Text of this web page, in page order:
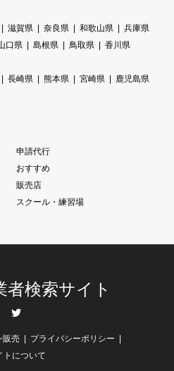
滋賀県 奈良県 和歌山県
兵庫県
口県 島根県 鳥取県
香川県
長崎県 熊本県 宮崎県
鹿児島県
申請代行
おすすめ
販売店
スクール・練習場
者検索サイト
販売
プライバシーポリシー
トについて